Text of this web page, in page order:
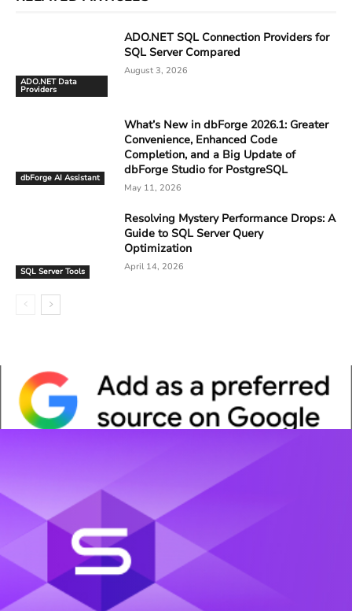
ADO.NET Data
Providers
ADO.NET SQL Connection Providers for
SQL Server Compared
August 3, 2026
dbForge AI Assistant
What’s New in dbForge 2026.1: Greater
Convenience, Enhanced Code
Completion, and a Big Update of
dbForge Studio for PostgreSQL
May 11, 2026
SQL Server Tools
Resolving Mystery Performance Drops: A
Guide to SQL Server Query
Optimization
April 14, 2026